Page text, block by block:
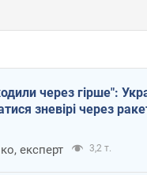
через гірше":
зневірі через
експерт 3,2 т.